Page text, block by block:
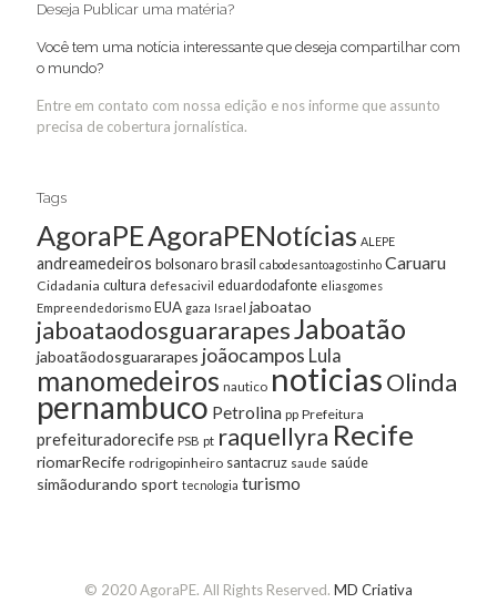
Deseja Publicar uma matéria?
Você tem uma notícia interessante que deseja compartilhar com
o mundo?
Entre em contato com nossa edição e nos informe que assunto
precisa de cobertura jornalística.
Tags
AgoraPEAgoraPENotícias ALEPE
andreamedeiros bolsonarobrasil cabodesantoagostinho Caruaru
Cidadania cultura defesacivil eduardodafonte eliasgomes
Empreendedorismo EUA gaza Israel jaboatao
jaboataodosguararapesJaboatão
jaboatãodosguararapes joãocampos Lula
manomedeiros nautico noticiasOlinda
pernambuco Petrolina pp Prefeitura
prefeituradorecife PSB pt raquellyra Recife
riomarRecife rodrigopinheiro santacruz saude saúde
simãodurando sport tecnologia turismo
© 2020 AgoraPE. All Rights Reserved. MD Criativa